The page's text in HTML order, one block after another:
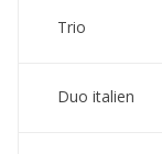
Trio
Duo italien